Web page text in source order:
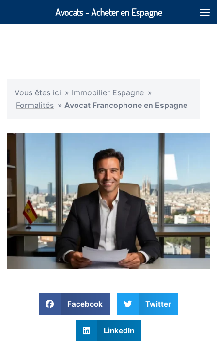
Vous êtes ici » Immobilier Espagne »
Formalités » Avocat Francophone en Espagne
Facebook Twitter
LinkedIn
Avocats - Acheter en Espagne